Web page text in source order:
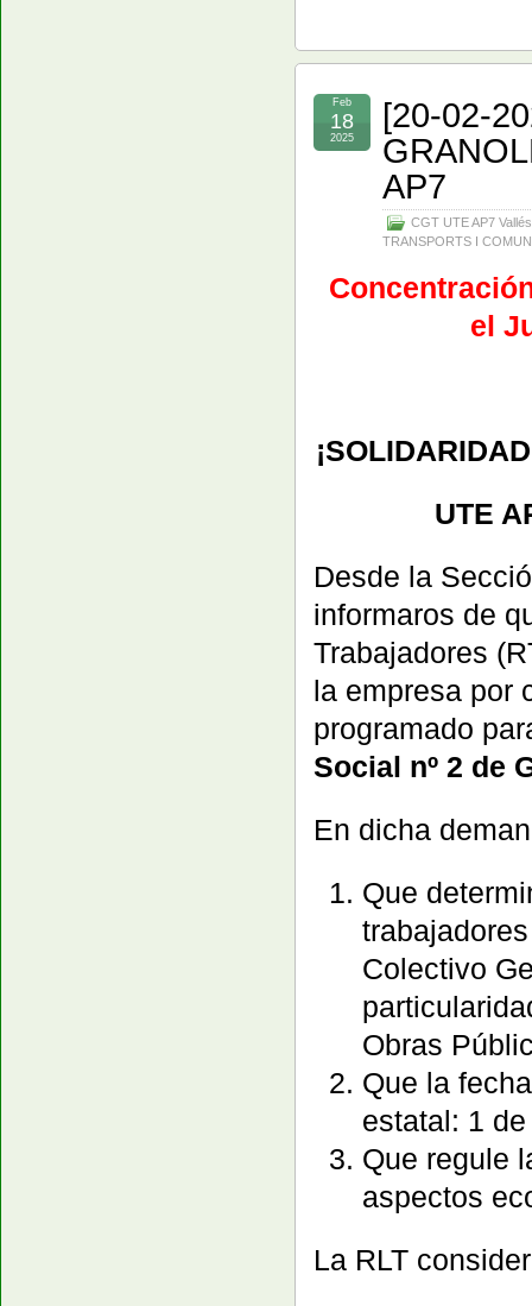
[20-02-
AP7
CGT UTE AP7 Vallés
TRANSPORTS I
Feb
18
2025
el
UTE
Desde la
informaros de
Trabajadores
la empresa por
programado
Social nº 2 de
En dicha
Que
Colectivo
Obras
Que la
estatal: 1
Que regule
aspectos
La RLT